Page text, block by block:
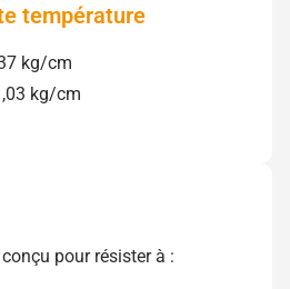
température
kg/cm
kg/cm
pour résister à :